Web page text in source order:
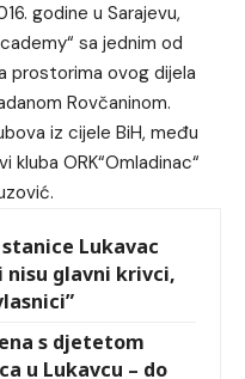
godine u Sarajevu,
sa jednim od
prostorima ovog dijela
Rovčaninom.
iz cijele BiH, među
kluba ORK“Omladinac“
Lukavac
nisu glavni krivci,
s djetetom
u Lukavcu – do